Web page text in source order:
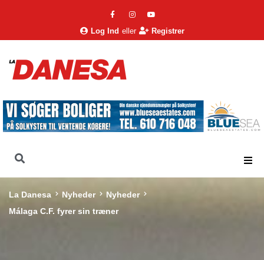
Log Ind eller Registrer
La Danesa Nyheder
Nyheder
Málaga C.F. fyrer sin træner